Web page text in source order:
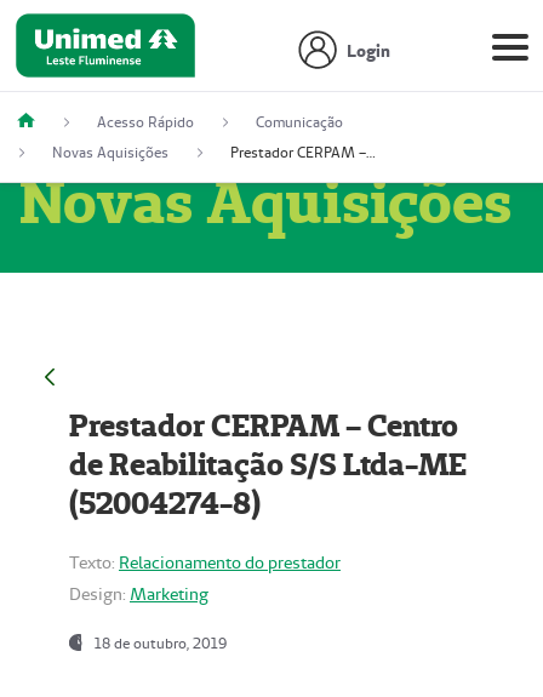
Login
Acesso Rápido
Comunicação
Novas Aquisições
Prestador CERPAM – Centro de Reabilitação S/S Ltda-ME (52004274-8)
Novas Aquisições
Prestador CERPAM – Centro
de Reabilitação S/S Ltda-ME
(52004274-8)
Texto: Relacionamento do prestador
Design: Marketing
18 de outubro, 2019